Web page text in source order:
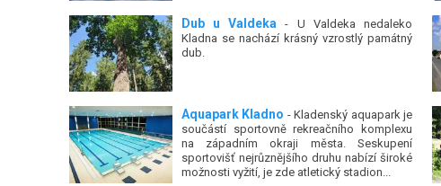
Dub u Valdeka - U Valdeka nedaleko
Kladna se nachází krásný vzrostlý památný
dub.
Aquapark Kladno - Kladenský aquapark je
součástí sportovně rekreačního komplexu
na západním okraji města. Seskupení
sportovišť nejrůznějšího druhu nabízí široké
možnosti vyžití, je zde atletický stadion...